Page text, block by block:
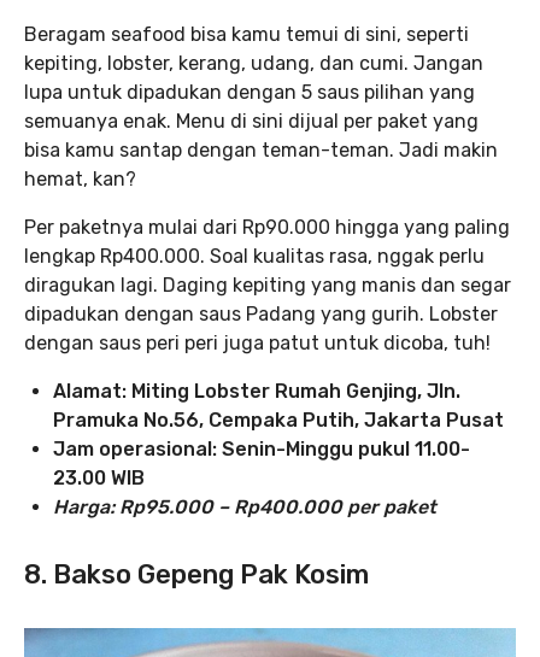
Beragam seafood bisa kamu temui di sini, seperti
kepiting, lobster, kerang, udang, dan cumi. Jangan
lupa untuk dipadukan dengan 5 saus pilihan yang
semuanya enak. Menu di sini dijual per paket yang
bisa kamu santap dengan teman-teman. Jadi makin
hemat, kan?
Per paketnya mulai dari Rp90.000 hingga yang paling
lengkap Rp400.000. Soal kualitas rasa, nggak perlu
diragukan lagi. Daging kepiting yang manis dan segar
dipadukan dengan saus Padang yang gurih. Lobster
dengan saus peri peri juga patut untuk dicoba, tuh!
Alamat: Miting Lobster Rumah Genjing, Jln.
Pramuka No.56, Cempaka Putih, Jakarta Pusat
Jam operasional: Senin-Minggu pukul 11.00-
23.00 WIB
Harga: Rp95.000 – Rp400.000 per paket
8. Bakso Gepeng Pak Kosim